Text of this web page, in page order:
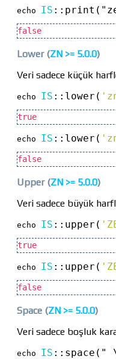
echo IS ::
false
Lower(ZN >= 5.0.0)
Veri sadece küçük
echo IS :: lower(
true
echo IS :: lower(
false
Upper(ZN >= 5.0.0)
Veri sadece büyük
echo IS :: upper(
true
echo IS :: upper(
false
Space (ZN >= 5.0.0)
Veri sadece boşluk
echo IS ::